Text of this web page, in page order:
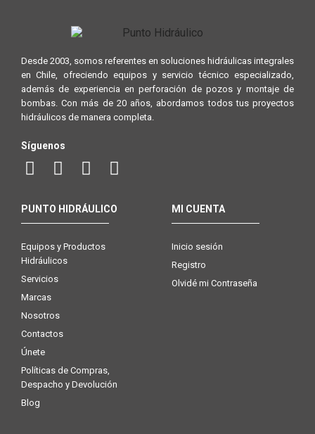
Desde 2003, somos referentes en soluciones hidráulicas integrales
en Chile, ofreciendo equipos y servicio técnico especializado,
además de experiencia en perforación de pozos y montaje de
bombas. Con más de 20 años, abordamos todos tus proyectos
hidráulicos de manera completa.
Síguenos
PUNTO HIDRÁULICO
Equipos y Productos
Hidráulicos
Servicios
Marcas
Nosotros
Contactos
Únete
Políticas de Compras,
Despacho y Devolución
Blog
MI CUENTA
Inicio sesión
Registro
Olvidé mi Contraseña